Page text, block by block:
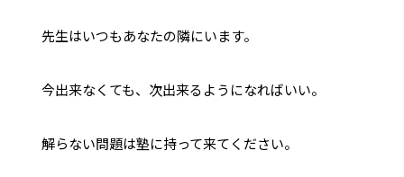
先生はいつもあなたの隣にいます。
今出来なくても、次出来るようになればいい。
解らない問題は塾に持って来てください。